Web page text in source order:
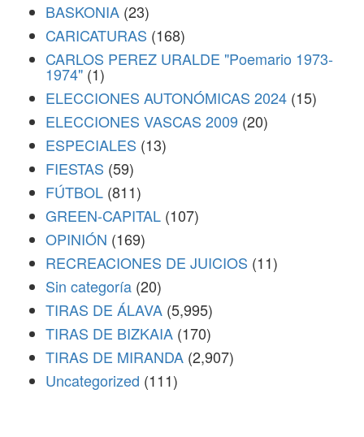
BASKONIA (23)
CARICATURAS (168)
CARLOS PEREZ URALDE "Poemario 1973-
1974" (1)
ELECCIONES AUTONÓMICAS 2024 (15)
ELECCIONES VASCAS 2009 (20)
ESPECIALES (13)
FIESTAS (59)
FÚTBOL (811)
GREEN-CAPITAL (107)
OPINIÓN (169)
RECREACIONES DE JUICIOS (11)
Sin categoría (20)
TIRAS DE ÁLAVA (5,995)
TIRAS DE BIZKAIA (170)
TIRAS DE MIRANDA (2,907)
Uncategorized (111)